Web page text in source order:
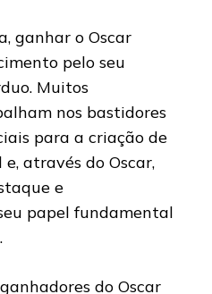
ganhar o Oscar
pelo seu
Muitos
nos bastidores
para a criação de
através do Oscar,
e
papel fundamental
do Oscar